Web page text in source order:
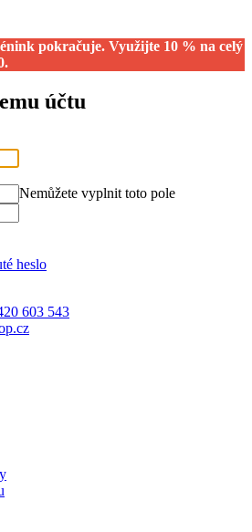
pokračuje. Využijte 10 % na celý
účtu
Nemůžete vyplnit toto pole
heslo
603 543